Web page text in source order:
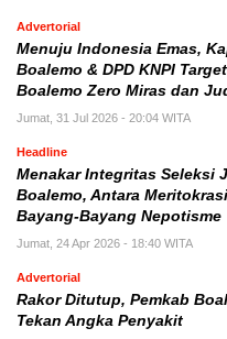
Advertorial
Menuju Indonesia Emas,
Boalemo & DPD KNPI
Boalemo Zero Miras dan
Jumat, 31 Jul 2026 - 20:04 WITA
Headline
Menakar Integritas Seleksi
Boalemo, Antara
Bayang-Bayang Nepotisme
Jumat, 24 Apr 2026 - 18:40 WITA
Advertorial
Rakor Ditutup, Pemkab
Tekan Angka Penyakit